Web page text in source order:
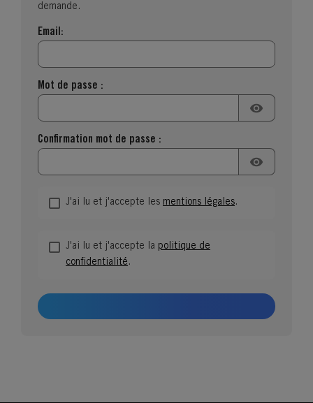
demande.
Email:
Mot de passe :
visibility
Confirmation mot de passe :
visibility
J'ai lu et j'accepte les mentions légales.
J'ai lu et j'accepte la politique de
confidentialité .